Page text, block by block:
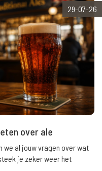
29-07-26
over ale
we al jouw vragen over wat
je zeker weer het